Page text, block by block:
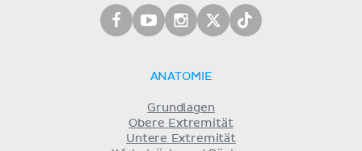
ANATOMIE
Grundlagen
Obere Extremität
Untere Extremität